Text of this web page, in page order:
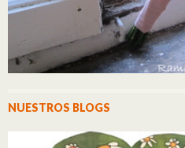
NUESTROS BLOGS